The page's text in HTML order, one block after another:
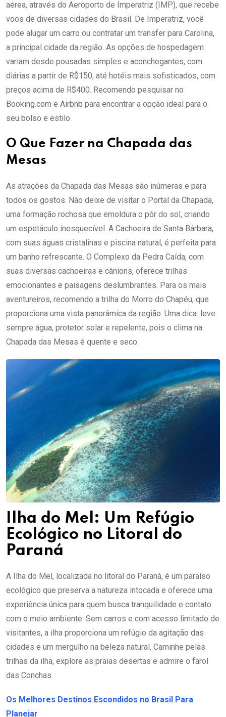
aérea, através do Aeroporto de Imperatriz (IMP), que recebe
voos de diversas cidades do Brasil. De Imperatriz, você
pode alugar um carro ou contratar um transfer para Carolina,
a principal cidade da região. As opções de hospedagem
variam desde pousadas simples e aconchegantes, com
diárias a partir de R$150, até hotéis mais sofisticados, com
preços acima de R$400. Recomendo pesquisar no
Booking.com e Airbnb para encontrar a opção ideal para o
seu bolso e estilo.
O Que Fazer na Chapada das
Mesas
As atrações da Chapada das Mesas são inúmeras e para
todos os gostos. Não deixe de visitar o Portal da Chapada,
uma formação rochosa que emoldura o pôr do sol, criando
um espetáculo inesquecível. A Cachoeira de Santa Bárbara,
com suas águas cristalinas e piscina natural, é perfeita para
um banho refrescante. O Complexo da Pedra Caída, com
suas diversas cachoeiras e cânions, oferece trilhas
emocionantes e paisagens deslumbrantes. Para os mais
aventureiros, recomendo a trilha do Morro do Chapéu, que
proporciona uma vista panorâmica da região. Uma dica: leve
sempre água, protetor solar e repelente, pois o clima na
Chapada das Mesas é quente e seco.
Ilha do Mel: Um Refúgio
Ecológico no Litoral do
Paraná
A Ilha do Mel, localizada no litoral do Paraná, é um paraíso
ecológico que preserva a natureza intocada e oferece uma
experiência única para quem busca tranquilidade e contato
com o meio ambiente. Sem carros e com acesso limitado de
visitantes, a ilha proporciona um refúgio da agitação das
cidades e um mergulho na beleza natural. Caminhe pelas
trilhas da ilha, explore as praias desertas e admire o farol
das Conchas.
Os Melhores Destinos Escondidos no Brasil Para
Planejar